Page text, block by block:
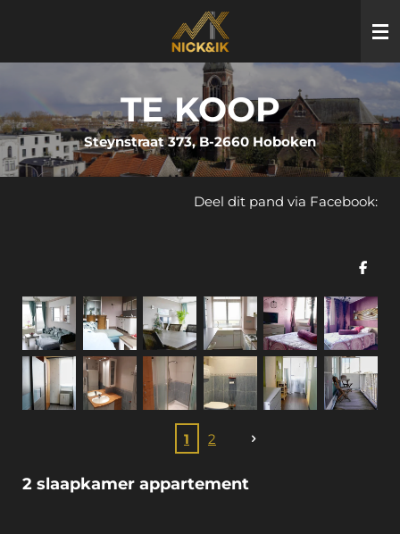
naar
hoofdinhoud
TE KOOP
Steynstraat 373, B-2660 Hoboken
Deel dit pand via Facebook:
D
l
e
n
1 2
2 slaapkamer appartement